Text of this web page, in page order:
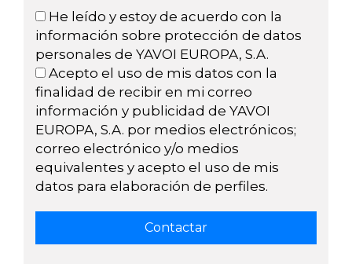
He leído y estoy de acuerdo con la
información sobre protección de datos
personales de YAVOI EUROPA, S.A.
Acepto el uso de mis datos con la
finalidad de recibir en mi correo
información y publicidad de YAVOI
EUROPA, S.A. por medios electrónicos;
correo electrónico y/o medios
equivalentes y acepto el uso de mis
datos para elaboración de perfiles.